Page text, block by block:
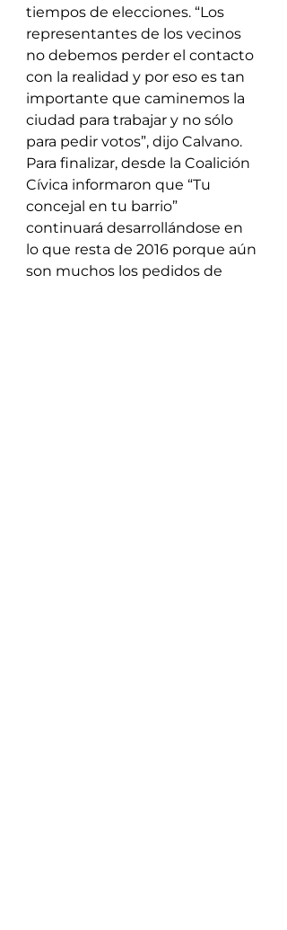
tiempos de elecciones. “Los
representantes de los vecinos
no debemos perder el contacto
con la realidad y por eso es tan
importante que caminemos la
ciudad para trabajar y no sólo
para pedir votos”, dijo Calvano.
Para finalizar, desde la Coalición
Cívica informaron que “Tu
concejal en tu barrio”
continuará desarrollándose en
lo que resta de 2016 porque aún
son muchos los pedidos de